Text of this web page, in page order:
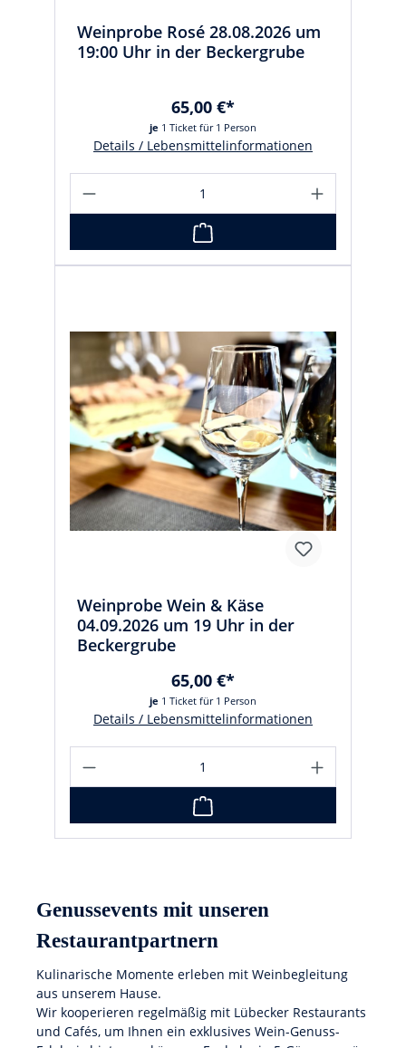
Weinprobe Rosé 28.08.2026 um
19:00 Uhr in der Beckergrube
je 1 Ticket für 1 Person
65,00 €*
Details / Lebensmittelinformationen
Weinprobe Wein & Käse
04.09.2026 um 19 Uhr in der
Beckergrube
je 1 Ticket für 1 Person
65,00 €*
Details / Lebensmittelinformationen
Genussevents mit unseren
Restaurantpartnern
Kulinarische Momente erleben mit Weinbegleitung
aus unserem Hause.
Wir kooperieren regelmäßig mit Lübecker Restaurants
und Cafés, um Ihnen ein exklusives Wein-Genuss-